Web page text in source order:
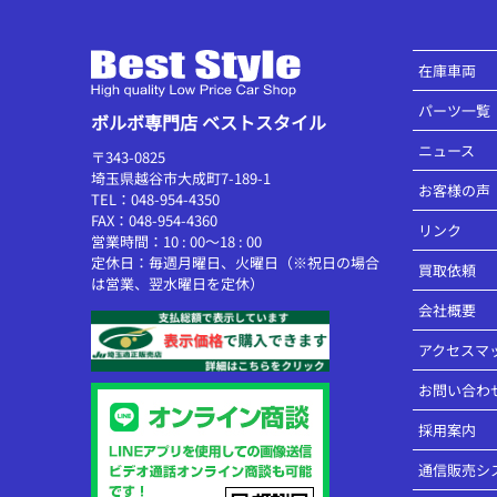
ボルボ専門店 ベストスタイル
〒343-0825
埼玉県越谷市大成町7-189-1
TEL：048-954-4350
FAX：048-954-4360
営業時間：10 : 00～18 : 00
定休日：毎週月曜日、火曜日（※祝日の場合
は営業、翌水曜日を定休）
在庫車両
パーツ一覧
ニュース
お客様の声
リンク
買取依頼
会社概要
アクセスマ
お問い合わ
採用案内
通信販売シ